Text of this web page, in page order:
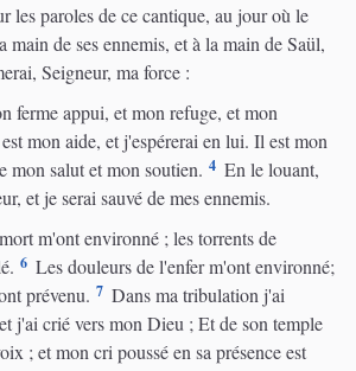
les paroles de ce cantique, au jour où le
main de ses ennemis, et à la main de Saül,
Seigneur, ma force :
ferme appui, et mon refuge, et mon
mon aide, et j'espérerai en lui. Il est mon
mon salut et mon soutien. 4 En le louant,
et je serai sauvé de mes ennemis.
m'ont environné ; les torrents de
6 Les douleurs de l'enfer m'ont environné;
prévenu. 7 Dans ma tribulation j'ai
j'ai crié vers mon Dieu ; Et de son temple
; et mon cri poussé en sa présence est